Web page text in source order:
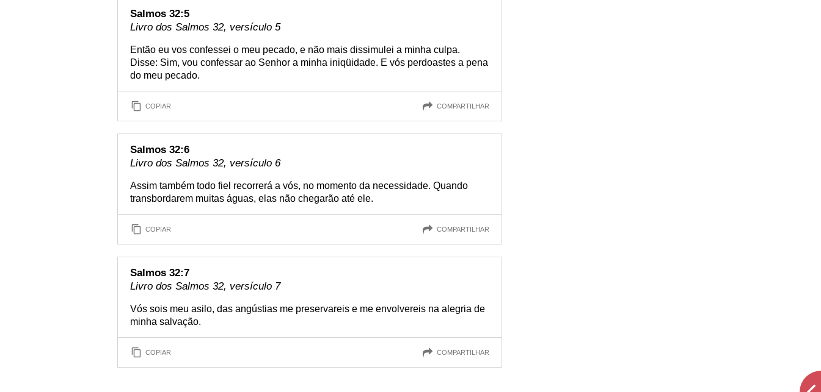
Salmos 32:5
Livro dos Salmos 32, versículo 5
Então eu vos confessei o meu pecado, e não mais dissimulei a minha culpa.
Disse: Sim, vou confessar ao Senhor a minha iniqüidade. E vós perdoastes a pena
do meu pecado.
COPIAR COMPARTILHAR
Salmos 32:6
Livro dos Salmos 32, versículo 6
Assim também todo fiel recorrerá a vós, no momento da necessidade. Quando
transbordarem muitas águas, elas não chegarão até ele.
COPIAR COMPARTILHAR
Salmos 32:7
Livro dos Salmos 32, versículo 7
Vós sois meu asilo, das angústias me preservareis e me envolvereis na alegria de
minha salvação.
COPIAR COMPARTILHAR